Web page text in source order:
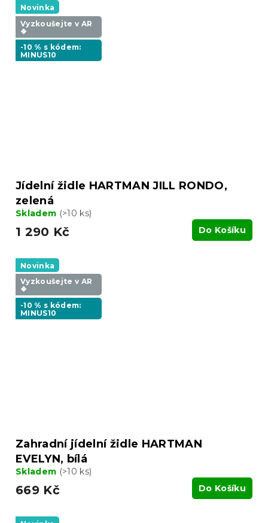
Novinka
Vyzkoušejte v AR
❖
-10 % s kódem:
MINUS10
Jídelní židle HARTMAN JILL RONDO,
zelená
Skladem (>10 ks)
1 290 Kč Do Košíku
Novinka
Vyzkoušejte v AR
❖
-10 % s kódem:
MINUS10
Zahradní jídelní židle HARTMAN
EVELYN, bílá
Skladem (>10 ks)
669 Kč Do Košíku